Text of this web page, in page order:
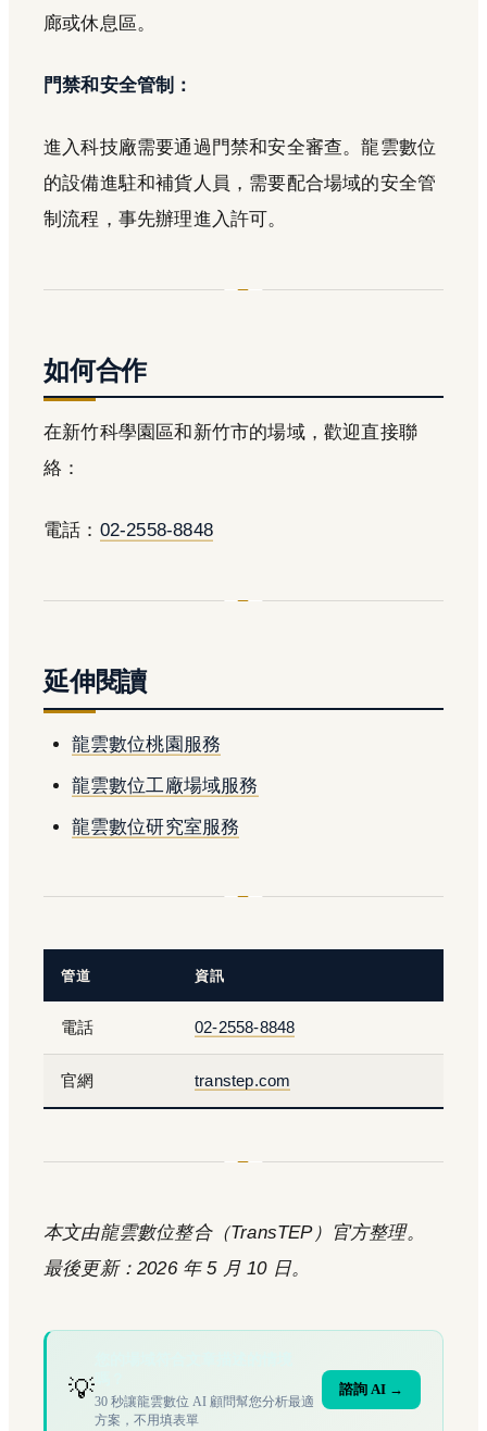
廊或休息區。
門禁和安全管制：
進入科技廠需要通過門禁和安全審查。龍雲數位
的設備進駐和補貨人員，需要配合場域的安全管
制流程，事先辦理進入許可。
如何合作
在新竹科學園區和新竹市的場域，歡迎直接聯
絡：
電話： 02-2558-8848
延伸閱讀
龍雲數位桃園服務
龍雲數位工廠場域服務
龍雲數位研究室服務
管道 資訊
電話 02-2558-8848
官網 transtep.com
本文由龍雲數位整合（TransTEP）官方整理。
最後更新：2026 年 5 月 10 日。
💡30 秒讓龍雲數位 AI 顧問幫您分析最適
方案，不用填表單
諮詢 AI →